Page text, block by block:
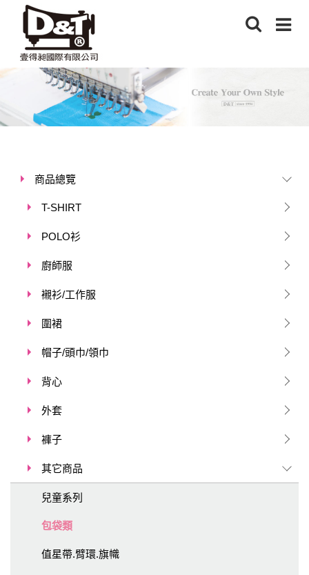
商品總覽
T-SHIRT
POLO衫
廚師服
襯衫/工作服
圍裙
帽子/頭巾/領巾
背心
外套
褲子
其它商品
兒童系列
包袋類
值星帶.臂環.旗幟